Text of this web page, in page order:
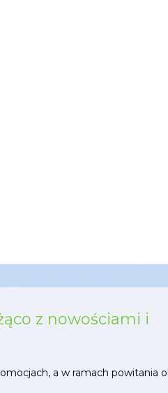
z nowościami i
a w ramach powitania